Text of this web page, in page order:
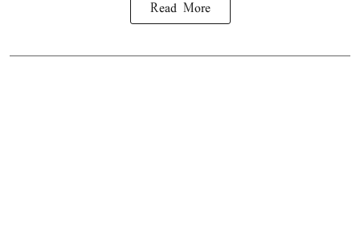
Read More